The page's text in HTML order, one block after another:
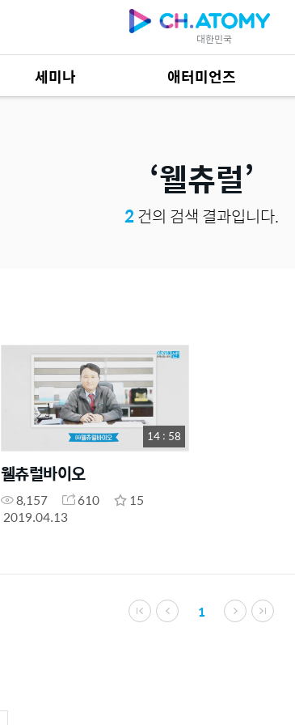
대한민국
세미나 애터미언즈
웰츄럴
2건의 검색 결과입니다.
14 : 58
웰츄럴바이오
8,157 610
15
2019.04.13
1